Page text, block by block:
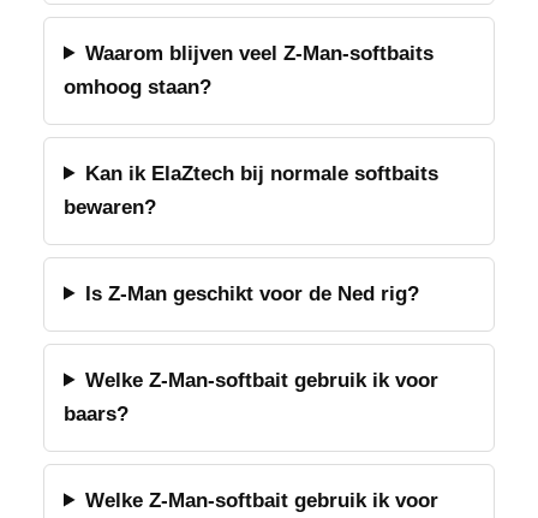
Waarom blijven veel Z-Man-softbaits
omhoog staan?
Kan ik ElaZtech bij normale softbaits
bewaren?
Is Z-Man geschikt voor de Ned rig?
Welke Z-Man-softbait gebruik ik voor
baars?
Welke Z-Man-softbait gebruik ik voor